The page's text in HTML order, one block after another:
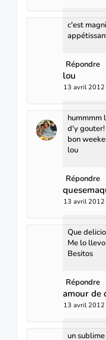
c'est
Répondre
lou
13 avril
hummmm
d'y gouter!
bon
lou
Répondre
13 avril
Que
Me lo
Besitos
Répondre
amour de
13 avril
un